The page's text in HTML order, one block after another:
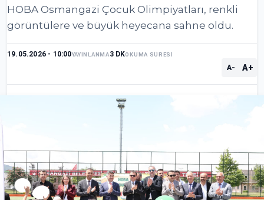
HOBA Osmangazi Çocuk Olimpiyatları, renkli
görüntülere ve büyük heyecana sahne oldu.
19.05.2026 - 10:00YAYINLANMA3 DKOKUMA SÜRESİ
A- A+